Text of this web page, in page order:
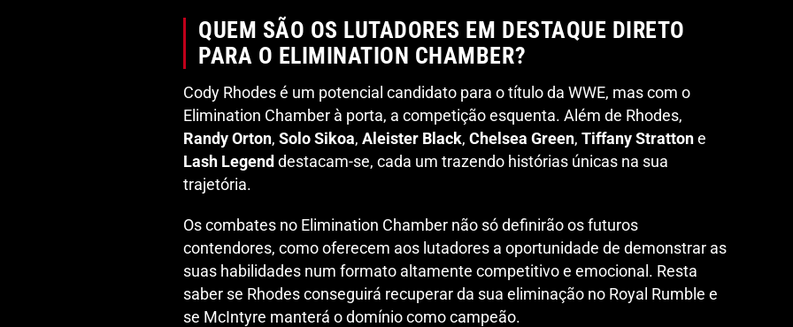
QUEM SÃO OS LUTADORES EM DESTAQUE DIRETO
PARA O ELIMINATION CHAMBER?
Cody Rhodes é um potencial candidato para o título da WWE, mas com o
Elimination Chamber à porta, a competição esquenta. Além de Rhodes,
Randy Orton, Solo Sikoa, Aleister Black, Chelsea Green, Tiffany Stratton e
Lash Legend destacam-se, cada um trazendo histórias únicas na sua
trajetória.
Os combates no Elimination Chamber não só definirão os futuros
contendores, como oferecem aos lutadores a oportunidade de demonstrar as
suas habilidades num formato altamente competitivo e emocional. Resta
saber se Rhodes conseguirá recuperar da sua eliminação no Royal Rumble e
se McIntyre manterá o domínio como campeão.